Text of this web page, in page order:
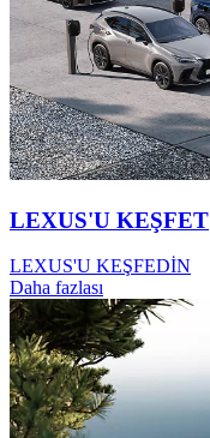
LEXUS'U KEŞFET
LEXUS'U KEŞFEDİN
Daha fazlası